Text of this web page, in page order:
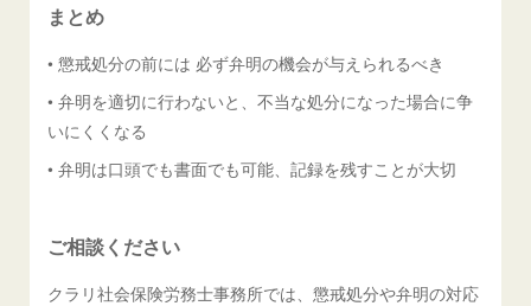
まとめ
• 懲戒処分の前には 必ず弁明の機会が与えられるべき
• 弁明を適切に行わないと、不当な処分になった場合に争
いにくくなる
• 弁明は口頭でも書面でも可能、記録を残すことが大切
ご相談ください
クラリ社会保険労務士事務所では、懲戒処分や弁明の対応